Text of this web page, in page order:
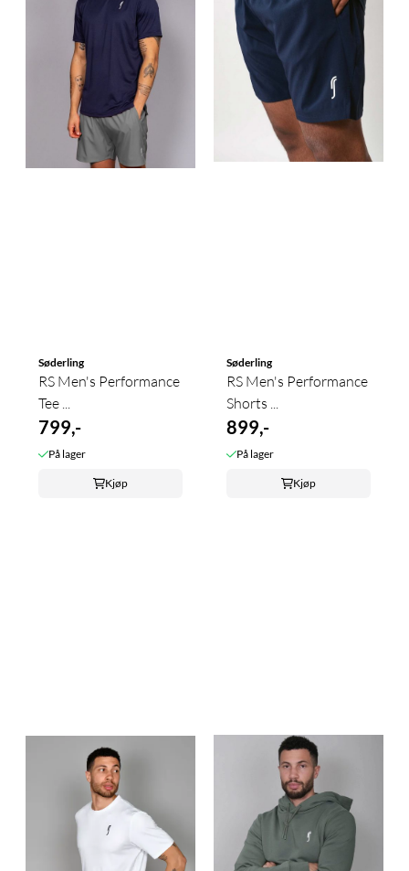
Søderling
RS Men's Performance
Tee ...
799,-
På lager
Kjøp
Søderling
RS Men's Performance
Shorts ...
899,-
På lager
Kjøp